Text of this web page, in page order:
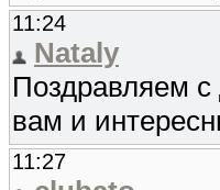
11:24
Nataly
Поздравляем
вам и
11:27